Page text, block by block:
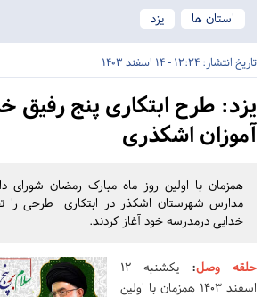
استان ها
یزد
تاریخ انتشار: 12:24 - 14 اسفند 1403
یزد: طرح ابتکاری پنج رفیق
آموزان اشکذری
همزمان با اولین روز ماه مبارک رمضان شورای
مدارس شهرستان اشکذر در ابتکاری طرحی را
خدایی درمدرسه خود آغاز کردند.
حلقه وصل:
یکشنبه ۱۲
اسفند ۱۴۰۳ همزمان با اولین